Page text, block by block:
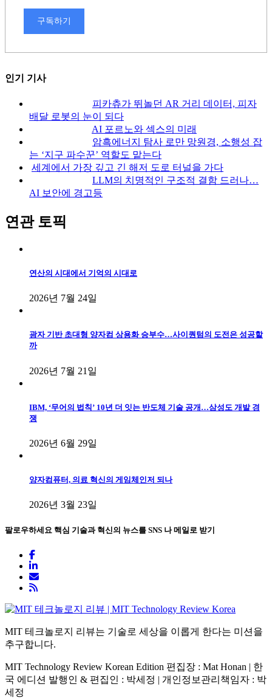
구독하기
인기 기사
피카츄가 뛰놀던 AR 거리 데이터, 피자
배달 로봇의 눈이 되다
AI 포르노와 섹스의 미래
암흑에너지 탐사 로만 망원경, 소행성 잡
는 ‘지구 파수꾼’ 역할도 맡는다
세계에서 가장 깊고 긴 해저 도로 터널을 가다
LLM의 치명적인 구조적 결함 드러나…
AI 보안에 경고등
연관 토픽
연산의 시대에서 기억의 시대로
2026년 7월 24일
광자 기반 초대형 양자컴 상용화 승부수…사이퀀텀의 도전은 성공할
까
2026년 7월 21일
IBM, ‘무어의 법칙’ 10년 더 잇는 반도체 기술 공개…삼성도 개발 경
쟁
2026년 6월 29일
양자컴퓨터, 의료 혁신의 게임체인저 되나
2026년 3월 23일
팔로우하세요 핵심 기술과 혁신의 뉴스를 SNS 나 메일로 받기
MIT 테크놀로지 리뷰는 기술로 세상을 이롭게 한다는 미션을
추구합니다.
MIT Technology Review Korean Edition 편집장 : Mat Honan | 한
국 에디션 발행인 & 편집인 : 박세정 | 개인정보관리책임자 : 박
세정